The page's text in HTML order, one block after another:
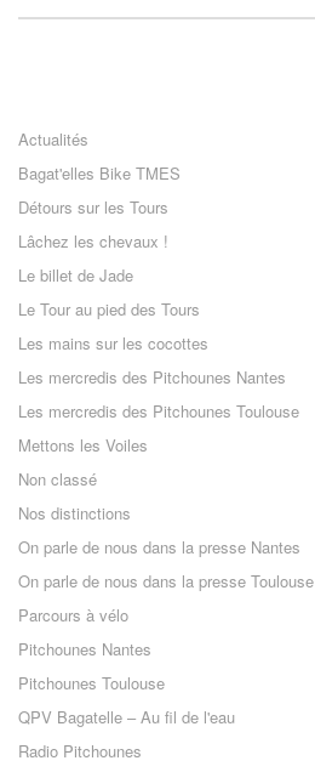
Actualités
Bagat'elles Bike TMES
Détours sur les Tours
Lâchez les chevaux !
Le billet de Jade
Le Tour au pied des Tours
Les mains sur les cocottes
Les mercredis des Pitchounes Nantes
Les mercredis des Pitchounes Toulouse
Mettons les Voiles
Non classé
Nos distinctions
On parle de nous dans la presse Nantes
On parle de nous dans la presse Toulouse
Parcours à vélo
Pitchounes Nantes
Pitchounes Toulouse
QPV Bagatelle – Au fil de l'eau
Radio Pitchounes